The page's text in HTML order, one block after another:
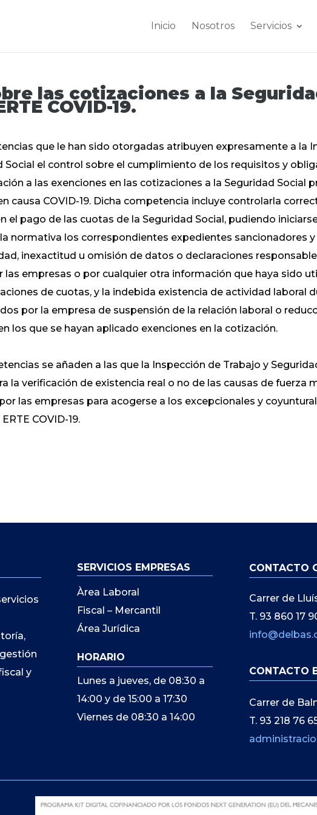
Inicio Nosotros Servicios
las cotizaciones a la
COVID-19.
que le han sido otorgadas atribuyen expresamente a la
Social el control sobre el cumplimiento de los requisitos y
a las exenciones en las cotizaciones a la Seguridad Social
causa COVID-19. Dicha competencia incluye controlarla
el pago de las cuotas de la Seguridad Social, pudiendo
normativa los correspondientes expedientes sancionadores
inexactitud u omisión de datos o declaraciones
empresas o por cualquier otra información que haya sido
de cuotas, y la indebida existencia de actividad laboral
por la empresa de suspensión de la relación laboral o
los que se hayan aplicado exenciones en la cotización.
se añaden a las que la Inspección de Trabajo y
la verificación de existencia real o no de las causas de fuerza
las empresas para acogerse a los excepcionales y
COVID-19.
y
SERVICIOS EMPRESAS
Àrea Laboral
Fiscal – Mercantil
Área Jurídica
HORARIO
Lunes a jueves, de 08:30 a
14:00 y de 15:00 a 17:30
Viernes de 08:30 a 14:00
CONTACTO
Carrer de
T. 93 860 17
CONTACTO
Carrer de
T. 93 218 76